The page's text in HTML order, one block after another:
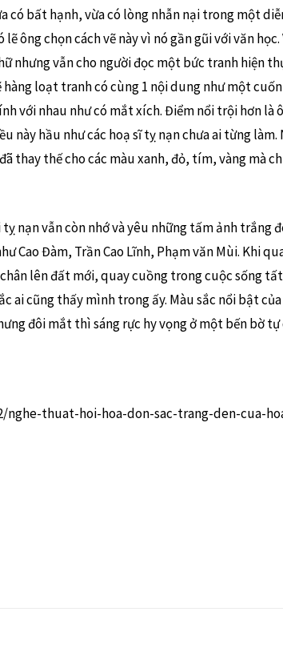
có bất hạnh, vừa có lòng nhẫn nại trong một
ông chọn cách vẽ này vì nó gần gũi với văn học.
nhưng vẫn cho người đọc một bức tranh hiện
hàng loạt tranh có cùng 1 nội dung như một
với nhau như có mắt xích. Điểm nổi trội hơn là
này hầu như các hoạ sĩ tỵ nạn chưa ai từng
thay thế cho các màu xanh, đỏ, tím, vàng mà
nạn vẫn còn nhớ và yêu những tấm ảnh trắng
Cao Đàm, Trần Cao Lĩnh, Phạm văn Mùi. Khi
lên đất mới, quay cuồng trong cuộc sống
ai cũng thấy mình trong ấy. Màu sắc nổi bật
đôi mắt thì sáng rực hy vọng ở một bến bờ tự
nghe-thuat-hoi-hoa-don-sac-trang-den-cua-